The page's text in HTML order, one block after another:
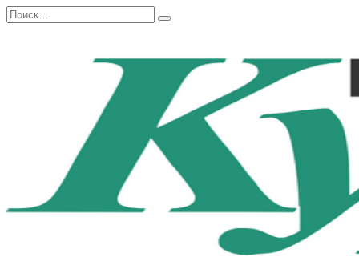
Перейти
к
Search
for: